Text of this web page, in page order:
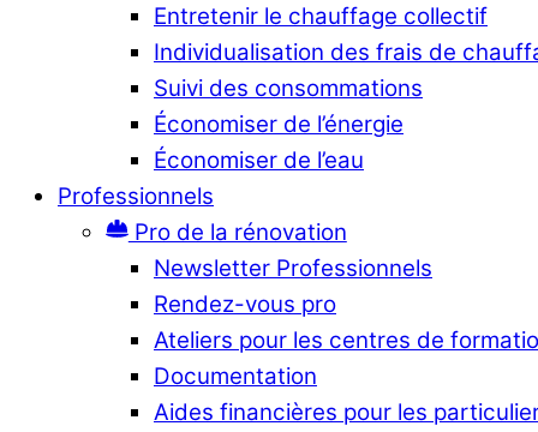
Entretenir le chauffage collectif
Individualisation des frais de
Suivi des consommations
Économiser de l’énergie
Économiser de l’eau
Professionnels
Pro de la rénovation
Newsletter Professionnels
Rendez-vous pro
Ateliers pour les centres de
Documentation
Aides financières pour les